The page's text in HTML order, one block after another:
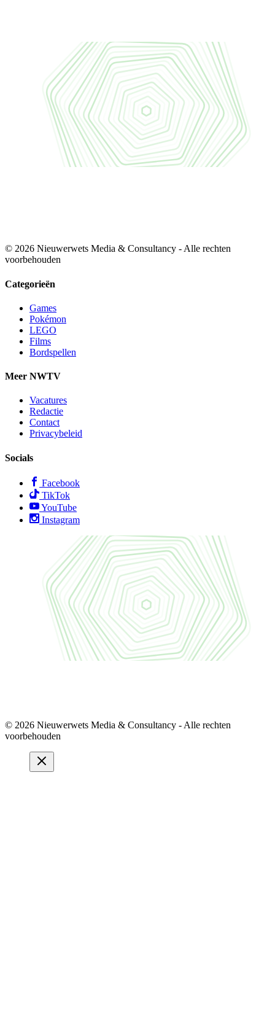
© 2026 Nieuwerwets Media & Consultancy - Alle rechten
voorbehouden
Categorieën
Games
Pokémon
LEGO
Films
Bordspellen
Meer NWTV
Vacatures
Redactie
Contact
Privacybeleid
Socials
Facebook
TikTok
YouTube
Instagram
© 2026 Nieuwerwets Media & Consultancy - Alle rechten
voorbehouden